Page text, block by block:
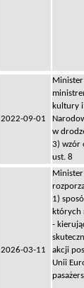
2022-09-01
kultury
w
3) wzór
ust. 8
2026-03-11
1)
których
-
akcji
Unii